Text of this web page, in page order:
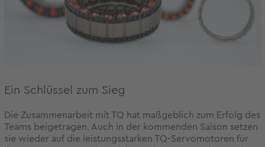
Ein Schlüssel zum Sieg
Die Zusammenarbeit mit TQ hat maßgeblich zum Erfolg des
Teams beigetragen. Auch in der kommenden Saison setzen
sie wieder auf die leistungsstarken TQ-Servomotoren für